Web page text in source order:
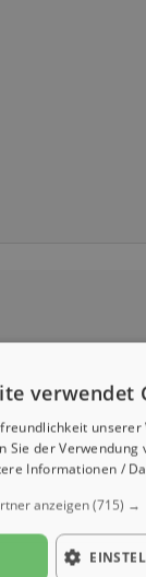
verwendet
der Verwendung
Informationen /
anzeigen(715) →